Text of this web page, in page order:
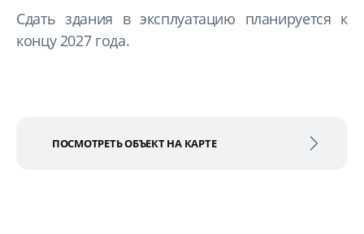
Сдать здания в эксплуатацию планируется к
концу 2027 года.
ПОСМОТРЕТЬ ОБЪЕКТ НА КАРТЕ